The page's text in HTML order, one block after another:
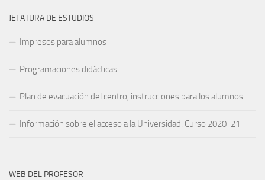
JEFATURA DE ESTUDIOS
Impresos para alumnos
Programaciones didácticas
Plan de evacuación del centro, instrucciones para los alumnos.
Información sobre el acceso a la Universidad. Curso 2020-21
WEB DEL PROFESOR